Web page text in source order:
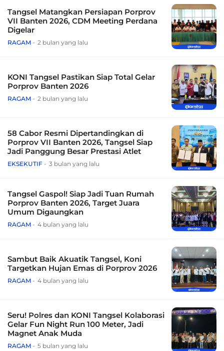
Tangsel Matangkan Persiapan Porprov
VII Banten 2026, CDM Meeting Perdana
Digelar
RAGAM 2 bulan yang lalu
KONI Tangsel Pastikan Siap Total Gelar
Porprov Banten 2026
RAGAM 2 bulan yang lalu
58 Cabor Resmi Dipertandingkan di
Porprov VII Banten 2026, Tangsel Siap
Jadi Panggung Besar Prestasi Atlet
EKSEKUTIF 3 bulan yang lalu
Tangsel Gaspol! Siap Jadi Tuan Rumah
Porprov Banten 2026, Target Juara
Umum Digaungkan
RAGAM 4 bulan yang lalu
Sambut Baik Akuatik Tangsel, Koni
Targetkan Hujan Emas di Porprov 2026
RAGAM 4 bulan yang lalu
Seru! Polres dan KONI Tangsel Kolaborasi
Gelar Fun Night Run 100 Meter, Jadi
Magnet Anak Muda
RAGAM 5 bulan yang lalu